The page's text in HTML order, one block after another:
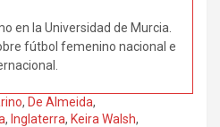
en la Universidad de Murcia.
fútbol femenino nacional e
, De Almeida,
, Inglaterra, Keira Walsh,